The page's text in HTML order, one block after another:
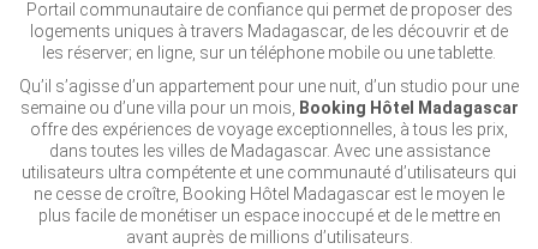
Portail communautaire de confiance qui permet de proposer des
logements uniques à travers Madagascar, de les découvrir et de
les réserver; en ligne, sur un téléphone mobile ou une tablette.
Qu’il s’agisse d’un appartement pour une nuit, d’un studio pour une
semaine ou d’une villa pour un mois, Booking Hôtel Madagascar
offre des expériences de voyage exceptionnelles, à tous les prix,
dans toutes les villes de Madagascar. Avec une assistance
utilisateurs ultra compétente et une communauté d’utilisateurs qui
ne cesse de croître, Booking Hôtel Madagascar est le moyen le
plus facile de monétiser un espace inoccupé et de le mettre en
avant auprès de millions d’utilisateurs.